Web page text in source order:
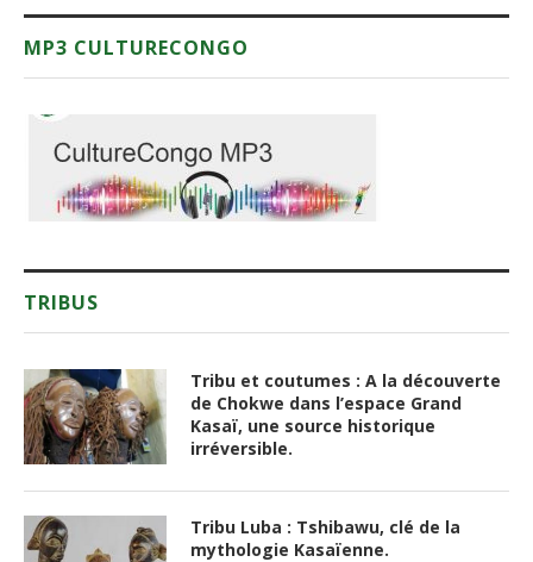
MP3 CULTURECONGO
TRIBUS
Tribu et coutumes : A la découverte
de Chokwe dans l’espace Grand
Kasaï, une source historique
irréversible.
Tribu Luba : Tshibawu, clé de la
mythologie Kasaïenne.